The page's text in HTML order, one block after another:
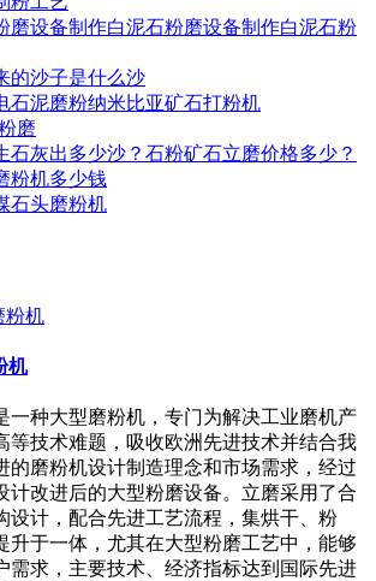
磨设备制作白泥石粉磨设备制作白泥石粉
的沙子是什么沙
石泥磨粉纳米比亚矿石打粉机
磨
石灰出多少沙？石粉矿石立磨价格多少？
粉机多少钱
石头磨粉机
机
一种大型磨粉机，专门为解决工业磨机产
等技术难题，吸收欧洲先进技术并结合我
的磨粉机设计制造理念和市场需求，经过
计改进后的大型粉磨设备。立磨采用了合
设计，配合先进工艺流程，集烘干、粉
升于一体，尤其在大型粉磨工艺中，能够
需求，主要技术、经济指标达到国际先进